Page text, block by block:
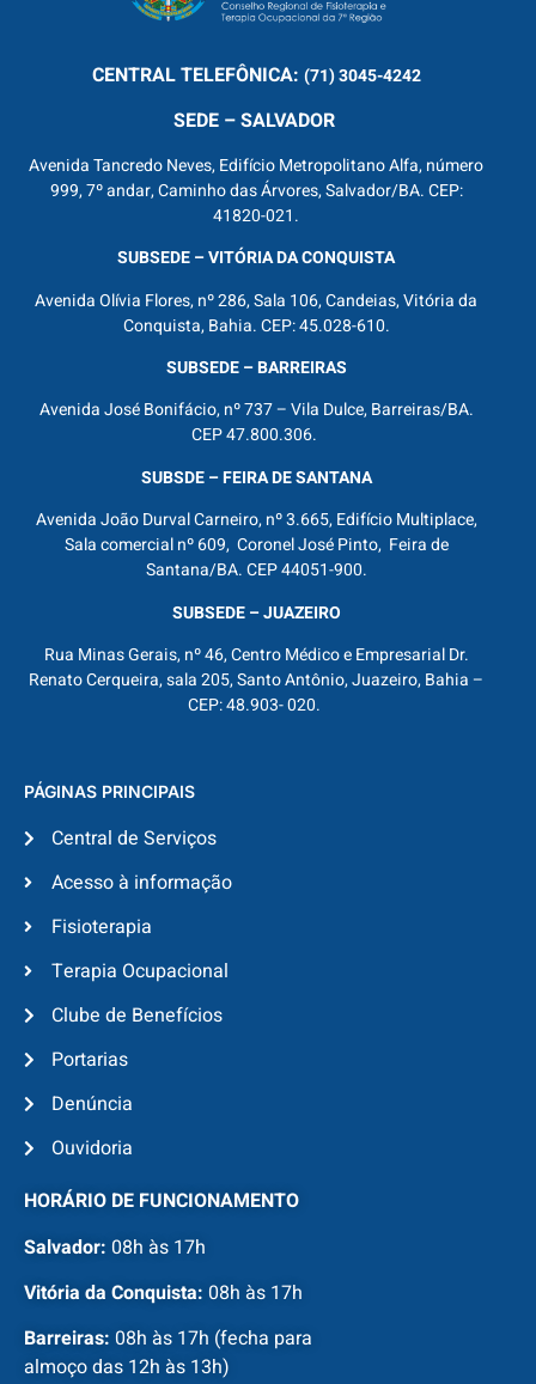
CENTRALTELEFÔNICA: (71) 3045-4242
SEDE – SALVADOR
Avenida Tancredo Neves, Edifício Metropolitano Alfa, número
999, 7º andar, Caminho das Árvores, Salvador/BA. CEP:
41820-021.
SUBSEDE – VITÓRIA DA CONQUISTA
Avenida Olívia Flores, nº 286, Sala 106, Candeias, Vitória da
Conquista, Bahia. CEP: 45.028-610.
SUBSEDE – BARREIRAS
Avenida José Bonifácio, nº 737 – Vila Dulce, Barreiras/BA.
CEP 47.800.306.
SUBSDE – FEIRA DE SANTANA
Avenida João Durval Carneiro, nº 3.665, Edifício Multiplace,
Sala comercial nº 609, Coronel José Pinto, Feira de
Santana/BA. CEP 44051-900.
SUBSEDE – JUAZEIRO
Rua Minas Gerais, nº 46, Centro Médico e Empresarial Dr.
Renato Cerqueira, sala 205, Santo Antônio, Juazeiro, Bahia –
CEP: 48.903- 020.
PÁGINAS PRINCIPAIS
Central de Serviços
Acesso à informação
Fisioterapia
Terapia Ocupacional
Clube de Benefícios
Portarias
Denúncia
Ouvidoria
HORÁRIO DE FUNCIONAMENTO
Salvador: 08h às 17h
Vitória da Conquista: 08h às 17h
Barreiras: 08h às 17h (fecha para
almoço das 12h às 13h)